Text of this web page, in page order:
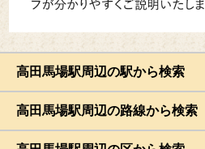
高田馬場駅周辺の駅から検索
高田馬場駅周辺の路線から検索